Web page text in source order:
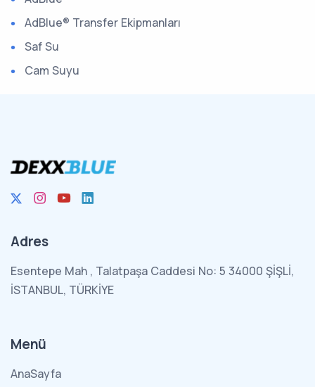
AdBlue® Transfer Ekipmanları
Saf Su
Cam Suyu
Adres
Esentepe Mah , Talatpaşa Caddesi No: 5 34000 ŞİŞLİ,
İSTANBUL, TÜRKİYE
Menü
AnaSayfa